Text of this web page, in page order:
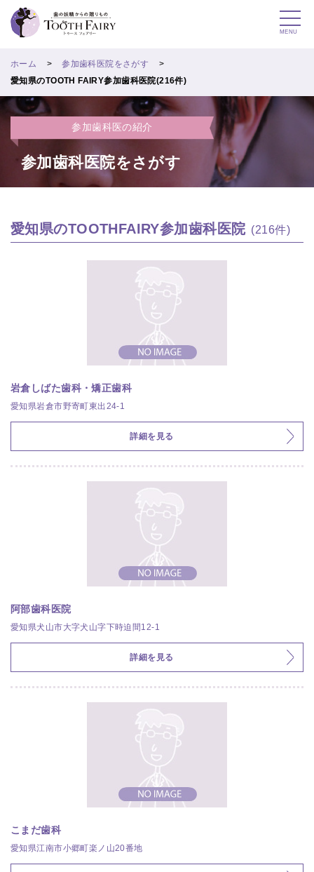
MENU
ホーム
参加歯科医院をさがす
愛知県のTOOTH FAIRY参加歯科医院(216件)
参加歯科医の紹介
参加歯科医院をさがす
愛知県のTOOTHFAIRY参加歯科医院 (216件)
岩倉しばた歯科・矯正歯科
愛知県岩倉市野寄町東出24-1
詳細を見る
阿部歯科医院
愛知県犬山市大字犬山字下時迫間12-1
詳細を見る
こまだ歯科
愛知県江南市小郷町楽ノ山20番地